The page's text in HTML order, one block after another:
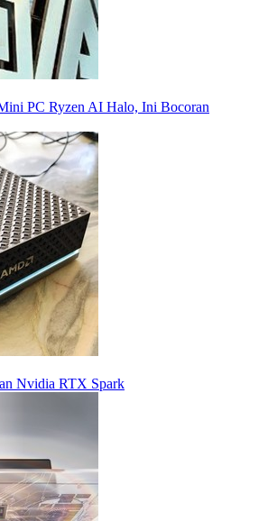
PC Ryzen AI Halo, Ini Bocoran
Nvidia RTX Spark